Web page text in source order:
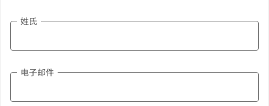
姓氏
电子邮件